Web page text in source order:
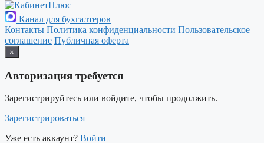
Канал для бухгалтеров
Контакты Политика конфиденциальности Пользовательское
соглашение Публичная оферта
×
Авторизация требуется
Зарегистрируйтесь или войдите, чтобы продолжить.
Зарегистрироваться
Уже есть аккаунт? Войти